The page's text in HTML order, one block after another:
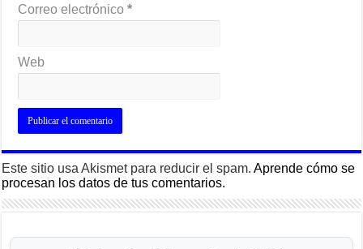
Correo electrónico*
Web
Este sitio usa Akismet para reducir el spam.Aprende cómo se
procesan los datos de tus comentarios.